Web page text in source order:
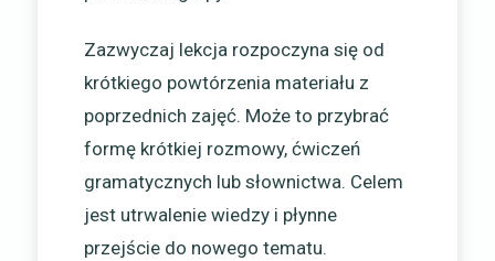
Zazwyczaj lekcja rozpoczyna się od
krótkiego powtórzenia materiału z
poprzednich zajęć. Może to przybrać
formę krótkiej rozmowy, ćwiczeń
gramatycznych lub słownictwa. Celem
jest utrwalenie wiedzy i płynne
przejście do nowego tematu.